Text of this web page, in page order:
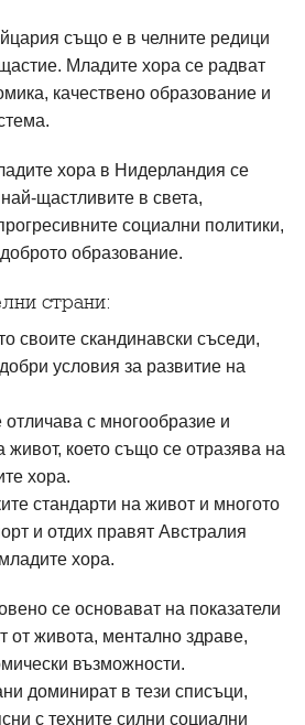
също е в челните редици
Младите хора се радват
качествено образование и
хора в Нидерландия се
щастливите в света,
социални политики,
образование.
страни:
своите скандинавски съседи,
условия за развитие на
отличава с многообразие и
живот, което също се отразява на
хора.
стандарти на живот и многото
и отдих правят Австралия
хора.
се основават на показатели
от живота, ментално здраве,
възможности.
доминират в тези списъци,
с техните силни социални